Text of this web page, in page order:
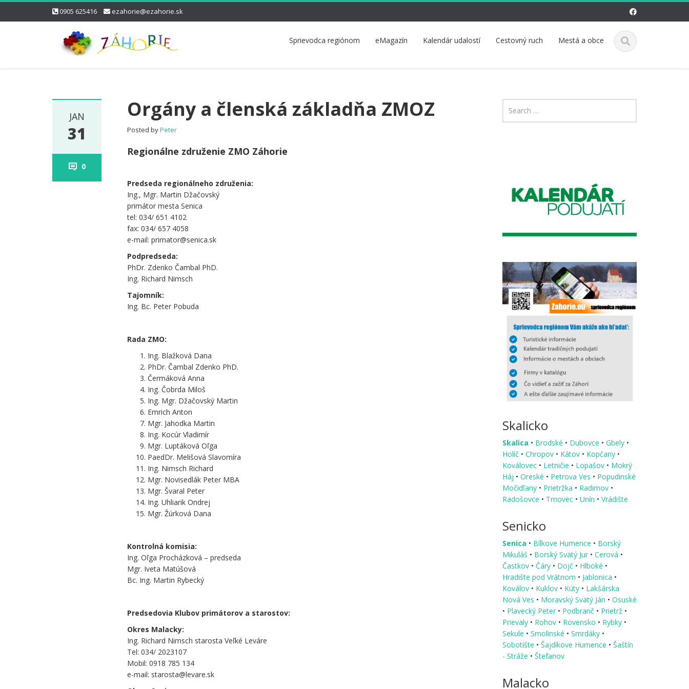
0905 625416 ezahorie@ezahorie.sk
Sprievodca regiónom eMagazín Kalendár udalostí Cestovný ruch Mestá a obce
JAN
31
0
Orgány a členská základňa ZMOZ
Posted byPeter
Regionálne združenie ZMO Záhorie
Predseda regionálneho združenia:
Ing., Mgr. Martin Džačovský
primátor mesta Senica
tel: 034/ 651 4102
fax: 034/ 657 4058
e-mail: primator@senica.sk
Podpredseda:
PhDr. Zdenko Čambal PhD.
Ing. Richard Nimsch
Tajomník:
Ing. Bc. Peter Pobuda
Rada ZMO:
Ing. Blažková Dana
PhDr. Čambal Zdenko PhD.
Čermáková Anna
Ing. Čobrda Miloš
Ing. Mgr. Džačovský Martin
Emrich Anton
Mgr. Jahodka Martin
Ing. Kocúr Vladimír
Mgr. Luptáková Oľga
PaedDr. Melišová Slavomíra
Ing. Nimsch Richard
Mgr. Novisedlák Peter MBA
Mgr. Švaral Peter
Ing. Uhliarik Ondrej
Mgr. Žúrková Dana
Kontrolná komisia:
Ing. Oľga Procházková – predseda
Mgr. Iveta Matúšová
Bc. Ing. Martin Rybecký
Predsedovia Klubov primátorov a starostov:
Okres Malacky:
Ing. Richard Nimsch starosta Veľké Leváre
Tel: 034/ 2023107
Mobil: 0918 785 134
e-mail: starosta@levare.sk
Skalicko
Skalica • Brodské • Dubovce • Gbely •
Holíč • Chropov • Kátov • Kopčany •
Koválovec • Letničie • Lopašov • Mokrý
Háj • Oreské • Petrova Ves • Popudinské
Močidľany • Prietržka • Radimov •
Radošovce • Trnovec • Unín • Vrádište
Senicko
Senica • Bílkove Humence • Borský
Mikuláš • Borský Svätý Jur • Cerová •
Častkov • Čáry • Dojč • Hlboké •
Hradište pod Vrátnom • Jablonica •
Koválov • Kuklov • Kúty • Lakšárska
Nová Ves • Moravský Svätý Ján • Osuské
• Plavecký Peter • Podbranč • Prietrž •
Prievaly • Rohov • Rovensko • Rybky •
Sekule • Smolinské • Smrdáky •
Sobotište • Šajdíkove Humence • Šaštín
- Stráže • Štefanov
Malacko